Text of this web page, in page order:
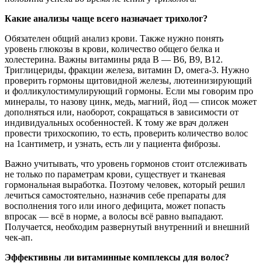
Какие анализы чаще всего назначает трихолог?
Обязателен общий анализ крови. Также нужно понять
уровень глюкозы в крови, количество общего белка и
холестерина. Важны витамины ряда B — В6, В9, В12.
Триглицериды, фракции железа, витамин D, омега-3. Нужно
проверить гормоны щитовидной железы, лютеинизирующий
и фолликулостимулирующий гормоны. Если мы говорим про
минералы, то назову цинк, медь, магний, йод — список может
дополняться или, наоборот, сокращаться в зависимости от
индивидуальных особенностей. К тому же врач должен
провести трихоскопию, то есть, проверить количество волос
на 1сантиметр, и узнать, есть ли у пациента фиброзы.
Важно учитывать, что уровень гормонов стоит отслеживать
не только по параметрам крови, существует и тканевая
гормональная выработка. Поэтому человек, который решил
лечиться самостоятельно, назначив себе препараты для
восполнения того или иного дефицита, может попасть
впросак — всё в норме, а волосы всё равно выпадают.
Получается, необходим развернутый внутренний и внешний
чек-ап.
Эффективны ли витаминные комплексы для волос?